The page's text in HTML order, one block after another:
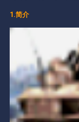
1.简介